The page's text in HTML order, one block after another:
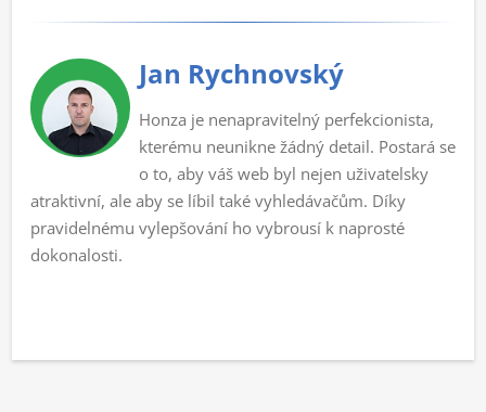
Jan Rychnovský
Honza je nenapravitelný perfekcionista,
kterému neunikne žádný detail. Postará se
o to, aby váš web byl nejen uživatelsky
atraktivní, ale aby se líbil také vyhledávačům. Díky
pravidelnému vylepšování ho vybrousí k naprosté
dokonalosti.